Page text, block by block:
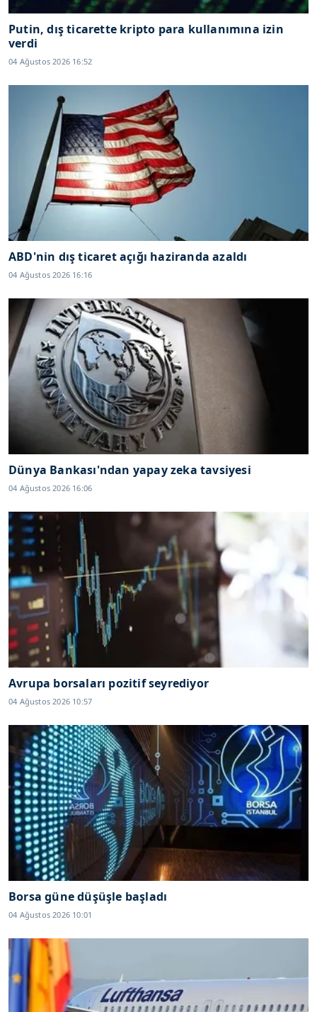
Putin, dış ticarette kripto para kullanımına izin
verdi
04 Ağustos 2026 16:52
ABD'nin dış ticaret açığı haziranda azaldı
04 Ağustos 2026 16:16
Dünya Bankası'ndan yapay zeka tavsiyesi
04 Ağustos 2026 16:06
Avrupa borsaları pozitif seyrediyor
04 Ağustos 2026 10:57
Borsa güne düşüşle başladı
04 Ağustos 2026 10:01